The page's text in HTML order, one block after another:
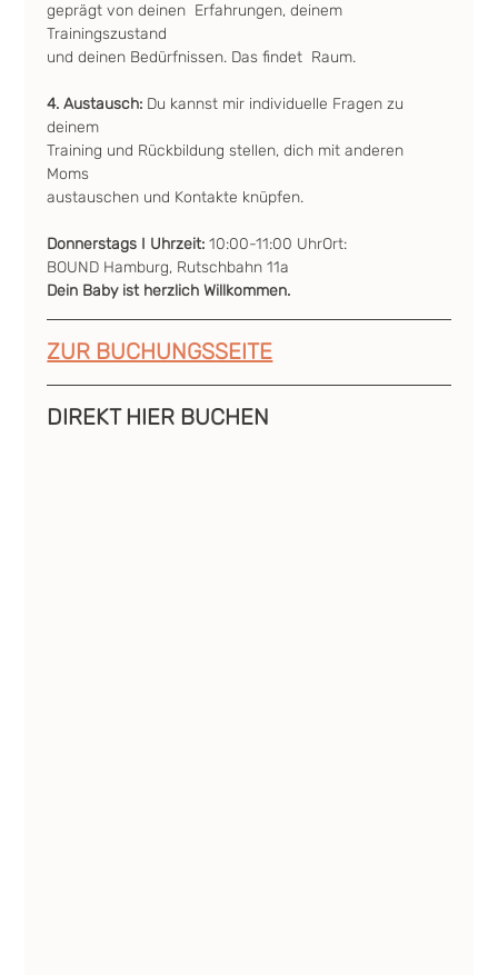
geprägt von deinen  Erfahrungen, deinem
Trainingszustand
und deinen Bedürfnissen. Das findet  Raum.
4. Austausch: Du kannst mir individuelle Fragen zu
deinem
Training und Rückbildung stellen, dich mit anderen
Moms
austauschen und Kontakte knüpfen.
Donnerstags I Uhrzeit: 10:00-11:00 UhrOrt:
BOUND Hamburg, Rutschbahn 11a
Dein Baby ist herzlich Willkommen.
ZUR BUCHUNGSSEITE
DIREKT HIER BUCHEN